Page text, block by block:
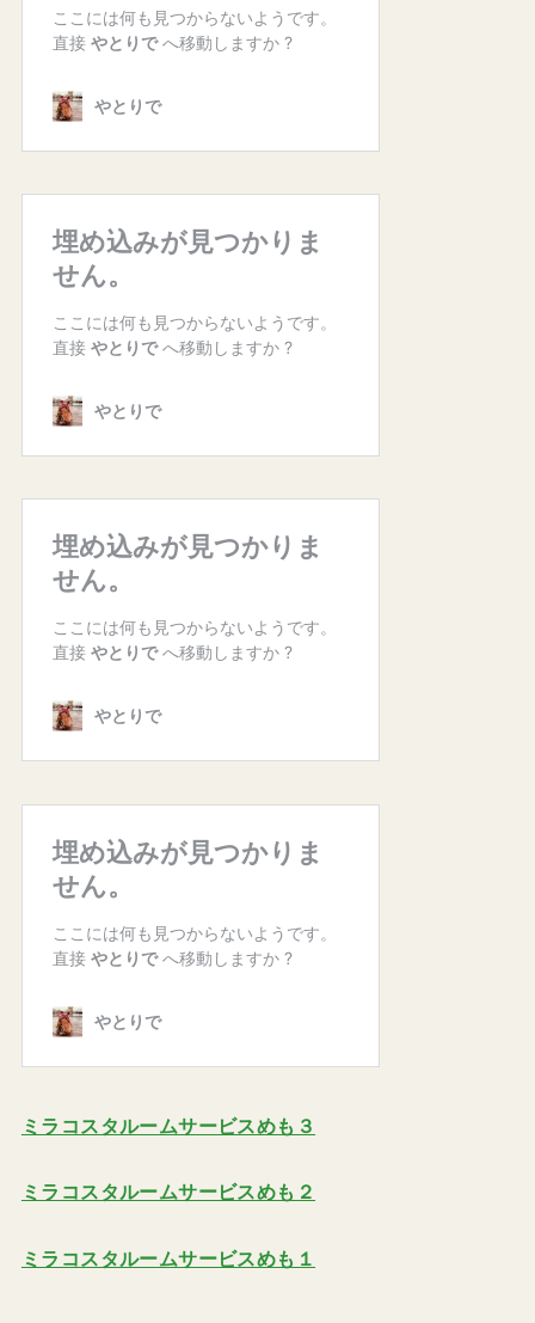
ミラコスタルームサービスめも３
ミラコスタルームサービスめも２
ミラコスタルームサービスめも１